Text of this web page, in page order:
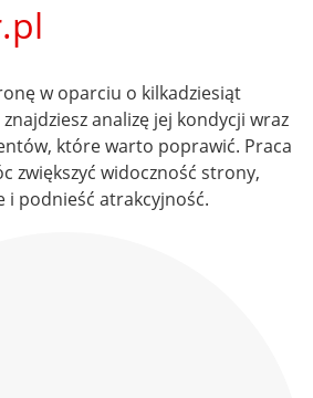
w oparciu o kilkadziesiąt
analizę jej kondycji wraz
które warto poprawić. Praca
zwiększyć widoczność strony,
i podnieść atrakcyjność.